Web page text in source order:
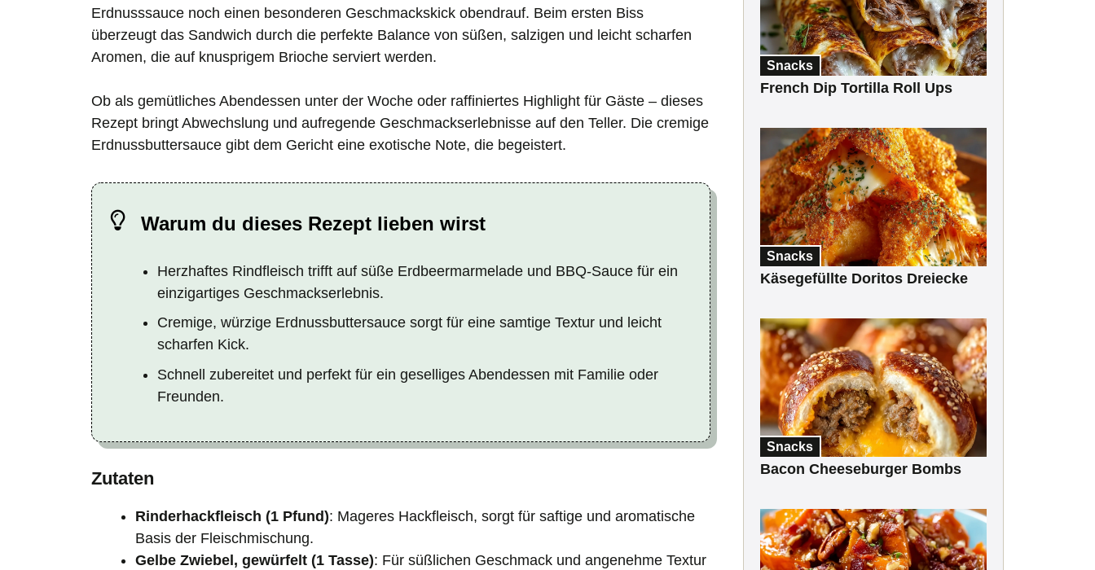
Erdnusssauce noch einen besonderen Geschmackskick obendrauf. Beim ersten Biss
überzeugt das Sandwich durch die perfekte Balance von süßen, salzigen und leicht scharfen
Aromen, die auf knusprigem Brioche serviert werden.
Ob als gemütliches Abendessen unter der Woche oder raffiniertes Highlight für Gäste – dieses
Rezept bringt Abwechslung und aufregende Geschmackserlebnisse auf den Teller. Die cremige
Erdnussbuttersauce gibt dem Gericht eine exotische Note, die begeistert.
Warum du dieses Rezept lieben wirst
Herzhaftes Rindfleisch trifft auf süße Erdbeermarmelade und BBQ-Sauce für ein
einzigartiges Geschmackserlebnis.
Cremige, würzige Erdnussbuttersauce sorgt für eine samtige Textur und leicht
scharfen Kick.
Schnell zubereitet und perfekt für ein geselliges Abendessen mit Familie oder
Freunden.
Zutaten
Rinderhackfleisch (1 Pfund): Mageres Hackfleisch, sorgt für saftige und aromatische
Basis der Fleischmischung.
Gelbe Zwiebel, gewürfelt (1 Tasse): Für süßlichen Geschmack und angenehme Textur
Snacks
French Dip Tortilla Roll Ups
Snacks
Käsegefüllte Doritos Dreiecke
Snacks
Bacon Cheeseburger Bombs